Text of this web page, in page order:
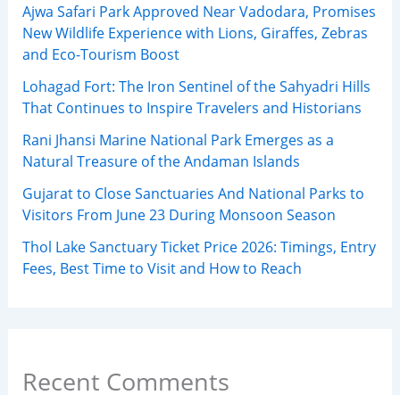
Ajwa Safari Park Approved Near Vadodara, Promises
New Wildlife Experience with Lions, Giraffes, Zebras
and Eco-Tourism Boost
Lohagad Fort: The Iron Sentinel of the Sahyadri Hills
That Continues to Inspire Travelers and Historians
Rani Jhansi Marine National Park Emerges as a
Natural Treasure of the Andaman Islands
Gujarat to Close Sanctuaries And National Parks to
Visitors From June 23 During Monsoon Season
Thol Lake Sanctuary Ticket Price 2026: Timings, Entry
Fees, Best Time to Visit and How to Reach
Recent Comments